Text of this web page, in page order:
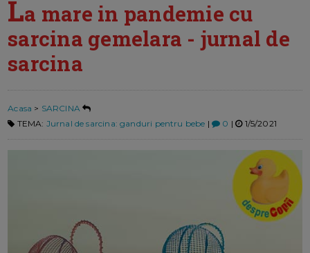
La mare in pandemie cu
sarcina gemelara - jurnal de
sarcina
Acasa > SARCINA
TEMA: Jurnal de sarcina: ganduri pentru bebe | 0 | 1/5/2021